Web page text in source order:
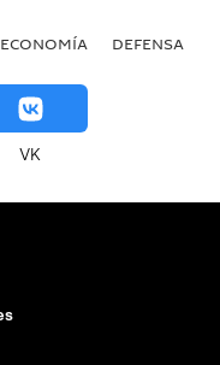
ECONOMÍA DEFENSA
VK